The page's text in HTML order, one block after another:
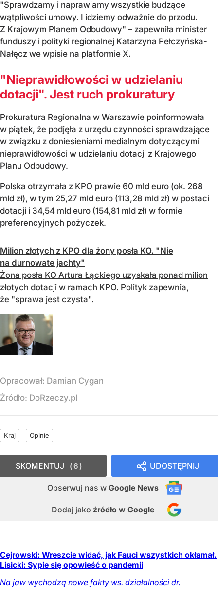
"Sprawdzamy i naprawiamy wszystkie budzące
wątpliwości umowy. I idziemy odważnie do przodu.
Z Krajowym Planem Odbudowy" – zapewniła minister
funduszy i polityki regionalnej Katarzyna Pełczyńska-
Nałęcz we wpisie na platformie X.
"Nieprawidłowości w udzielaniu
dotacji". Jest ruch prokuratury
Prokuratura Regionalna w Warszawie poinformowała
w piątek, że podjęła z urzędu czynności sprawdzające
w związku z doniesieniami medialnym dotyczącymi
nieprawidłowości w udzielaniu dotacji z Krajowego
Planu Odbudowy.
Polska otrzymała z KPO prawie 60 mld euro (ok. 268
mld zł), w tym 25,27 mld euro (113,28 mld zł) w postaci
dotacji i 34,54 mld euro (154,81 mld zł) w formie
preferencyjnych pożyczek.
Milion złotych z KPO dla żony posła KO. "Nie
na durnowate jachty"
Żona posła KO Artura Łąckiego uzyskała ponad milion
złotych dotacji w ramach KPO. Polityk zapewnia,
że "sprawa jest czysta".
Opracował: Damian Cygan
Źródło: DoRzeczy.pl
Kraj Opinie
UDOSTĘPNIJ
Obserwuj nas w Google News
Dodaj jako źródło w Google
SKOMENTUJ 6
Cejrowski: Wreszcie widać, jak Fauci wszystkich okłamał.
Lisicki: Sypie się opowieść o pandemii
Na jaw wychodzą nowe fakty ws. działalności dr.